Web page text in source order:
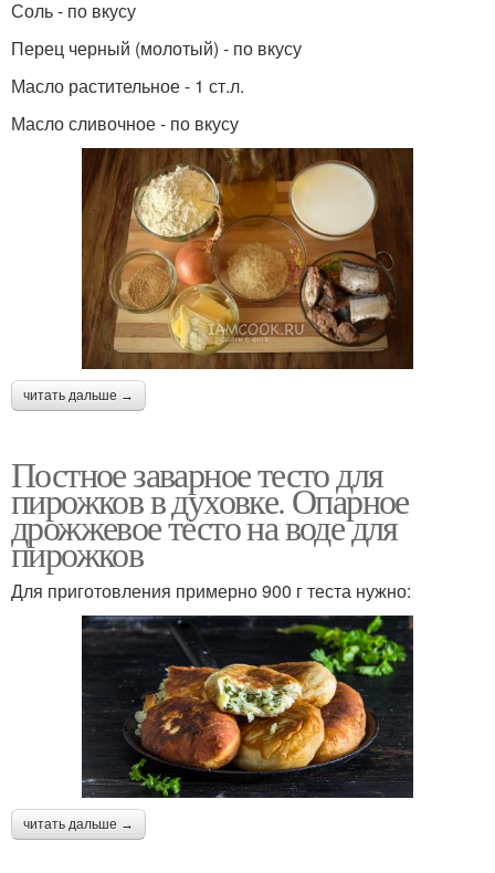
Соль - по вкусу
Перец черный (молотый) - по вкусу
Масло растительное - 1 ст.л.
Масло сливочное - по вкусу
читать дальше →
Постное заварное тесто для
пирожков в духовке. Опарное
дрожжевое тесто на воде для
пирожков
Для приготовления примерно 900 г теста нужно:
читать дальше →